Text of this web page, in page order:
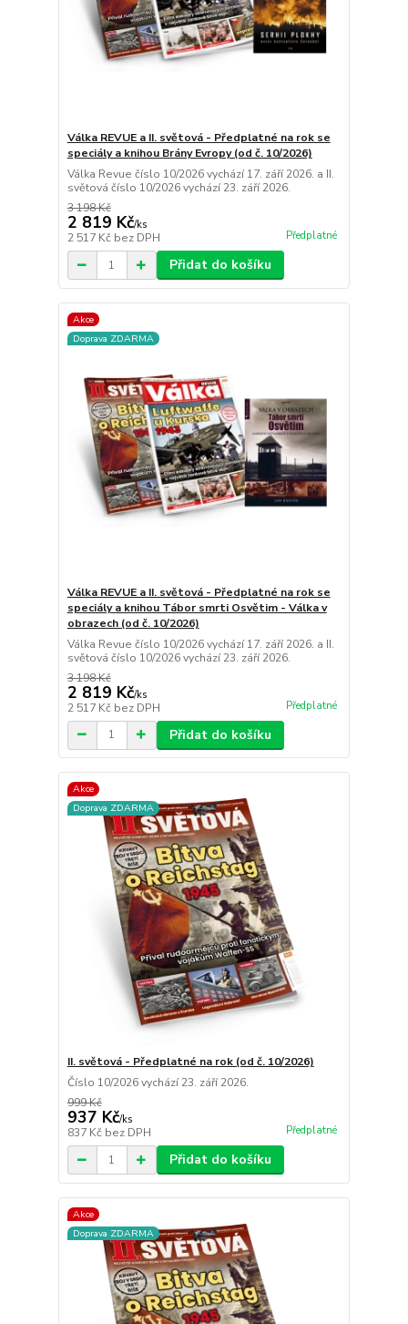
Válka REVUE a II. světová - Předplatné na rok se
speciály a knihou Brány Evropy (od č. 10/2026)
Válka Revue číslo 10/2026 vychází 17. září 2026. a II.
světová číslo 10/2026 vychází 23. září 2026.
3 198 Kč
2 819 Kč/ks
2 517 Kč bez DPH Předplatné
Přidat do košíku
Akce
Doprava ZDARMA
Válka REVUE a II. světová - Předplatné na rok se
speciály a knihou Tábor smrti Osvětim - Válka v
obrazech (od č. 10/2026)
Válka Revue číslo 10/2026 vychází 17. září 2026. a II.
světová číslo 10/2026 vychází 23. září 2026.
3 198 Kč
2 819 Kč/ks
2 517 Kč bez DPH Předplatné
Přidat do košíku
Akce
Doprava ZDARMA
II. světová - Předplatné na rok (od č. 10/2026)
Číslo 10/2026 vychází 23. září 2026.
999 Kč
937 Kč/ks
837 Kč bez DPH Předplatné
Přidat do košíku
Akce
Doprava ZDARMA